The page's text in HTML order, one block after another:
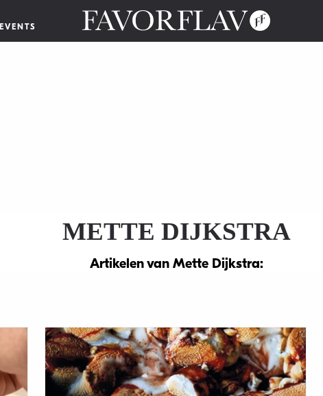
EVENTS
METTE DIJKSTRA
Artikelen van Mette Dijkstra: